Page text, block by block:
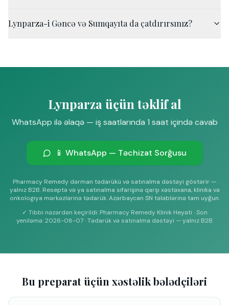
Lynparza-i Gəncə və Sumqayıta da çatdırırsınız?
Lynparza üçün təklif al
WhatsApp ilə əlaqə — iş saatlarında 1 saat içində cavab
📱 WhatsApp — Təchizat Sorğusu
Pharmacy Remedy dərman tədarükü və satınalma dəstəyi göstərir —
yalnız B2B. Reseptə və ya satınalma sifarişinə qarşı xəstəxana, klinika və
onkologiya mərkəzlərinə tədarük. Azərbaycan SN tələblərinə tam uyğun.
✓ Tibbi nəzərdən keçirildi: Pharmacy Remedy Klinik Heyəti ·Son
yeniləmə:2026-08-07·Tədarük və satınalma dəstəyi — yalnız B2B
Bu preparat üçün xəstəlik bələdçiləri